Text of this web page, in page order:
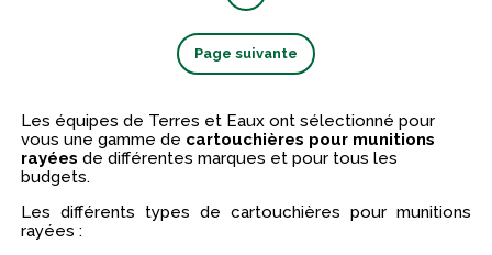
Page suivante
Les équipes de Terres et Eaux ont sélectionné pour
vous une gamme de cartouchières pour munitions
rayées de différentes marques et pour tous les
budgets.
Les différents types de cartouchières pour munitions
rayées :